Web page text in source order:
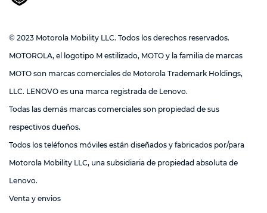
© 2023 Motorola Mobility LLC. Todos los derechos reservados.
MOTOROLA, el logotipo M estilizado, MOTO y la familia de marcas
MOTO son marcas comerciales de Motorola Trademark Holdings,
LLC. LENOVO es una marca registrada de Lenovo.
Todas las demás marcas comerciales son propiedad de sus
respectivos dueños.
Todos los teléfonos móviles están diseñados y fabricados por/para
Motorola Mobility LLC, una subsidiaria de propiedad absoluta de
Lenovo.
Venta y envios